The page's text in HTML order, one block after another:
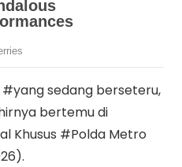
sedang berseteru,
bertemu di
Khusus #Polda Metro